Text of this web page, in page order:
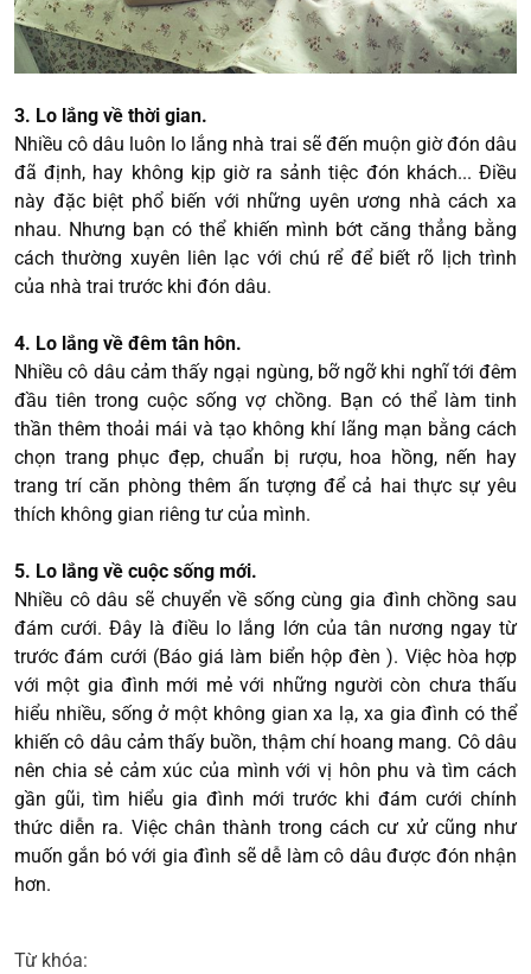
3. Lo lắng về thời gian.
Nhiều cô dâu luôn lo lắng nhà trai sẽ đến muộn giờ đón dâu
đã định, hay không kịp giờ ra sảnh tiệc đón khách... Điều
này đặc biệt phổ biến với những uyên ương nhà cách xa
nhau. Nhưng bạn có thể khiến mình bớt căng thẳng bằng
cách thường xuyên liên lạc với chú rể để biết rõ lịch trình
của nhà trai trước khi đón dâu.
4. Lo lắng về đêm tân hôn.
Nhiều cô dâu cảm thấy ngại ngùng, bỡ ngỡ khi nghĩ tới đêm
đầu tiên trong cuộc sống vợ chồng. Bạn có thể làm tinh
thần thêm thoải mái và tạo không khí lãng mạn bằng cách
chọn trang phục đẹp, chuẩn bị rượu, hoa hồng, nến hay
trang trí căn phòng thêm ấn tượng để cả hai thực sự yêu
thích không gian riêng tư của mình.
5. Lo lắng về cuộc sống mới.
Nhiều cô dâu sẽ chuyển về sống cùng gia đình chồng sau
đám cưới. Đây là điều lo lắng lớn của tân nương ngay từ
trước đám cưới (Báo giá làm biển hộp đèn ). Việc hòa hợp
với một gia đình mới mẻ với những người còn chưa thấu
hiểu nhiều, sống ở một không gian xa lạ, xa gia đình có thể
khiến cô dâu cảm thấy buồn, thậm chí hoang mang. Cô dâu
nên chia sẻ cảm xúc của mình với vị hôn phu và tìm cách
gần gũi, tìm hiểu gia đình mới trước khi đám cưới chính
thức diễn ra. Việc chân thành trong cách cư xử cũng như
muốn gắn bó với gia đình sẽ dễ làm cô dâu được đón nhận
hơn.
Từ khóa: